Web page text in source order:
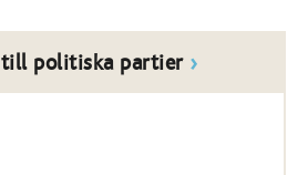
till politiska partier